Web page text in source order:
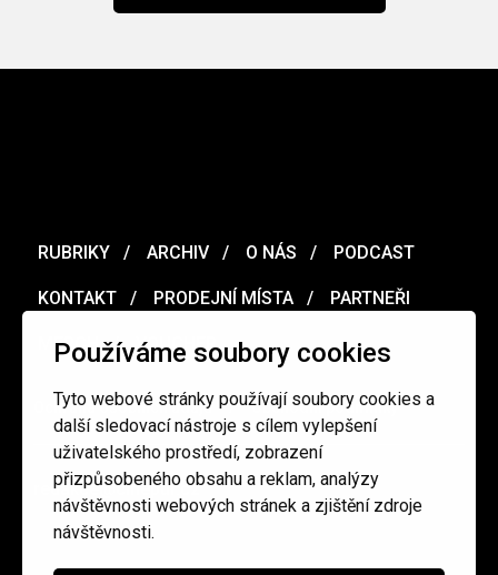
Používáme soubory cookies
Tyto webové stránky používají soubory cookies a
další sledovací nástroje s cílem vylepšení
uživatelského prostředí, zobrazení
přizpůsobeného obsahu a reklam, analýzy
návštěvnosti webových stránek a zjištění zdroje
návštěvnosti.
RUBRIKY ARCHIV O NÁS PODCAST
KONTAKT PRODEJNÍ MÍSTA PARTNEŘI
MERCH VOUCHER
Ochrana osobních údajů / Obchodní podmínky
redakce@cinepur.cz